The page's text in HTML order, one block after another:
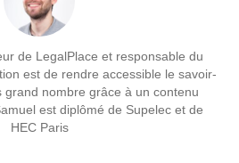
de LegalPlace et responsable du
est de rendre accessible le savoir-
grand nombre grâce à un contenu
est diplômé de Supelec et de
HEC Paris